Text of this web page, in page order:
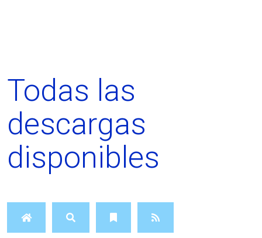
Todas las
descargas
disponibles